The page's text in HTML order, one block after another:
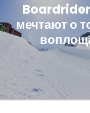
мечтают о